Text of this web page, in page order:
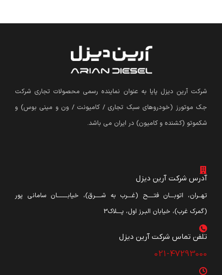
شرکت آرین دیزل پایا به عنوان نماینده رسمی محصولات تجاری شرکت
جک موتورز (خودروهای سبک تجاری / کامیونت / ون و مینی بوس) و
شکموتو (کشنده و کامیون) در ایران می باشد.
آدرس شرکت آرین دیزل
تهــران، اتوبـــان فتــــح (غـــرب به شــــرق)، خیابـــــــان سامانی پور
(گمرک غرب)، خیابان البـرز اول، پـــلاک3
تلفن تماس شرکت آرین دیزل​
021-47293000